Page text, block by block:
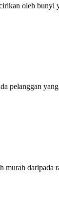
oleh bunyi
pelanggan
murah daripada